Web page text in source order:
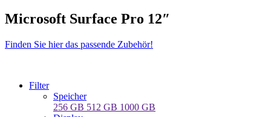
Microsoft Surface Pro 12″
Finden Sie hier das passende Zubehör!
Filter
Speicher
256 GB 512 GB 1000 GB